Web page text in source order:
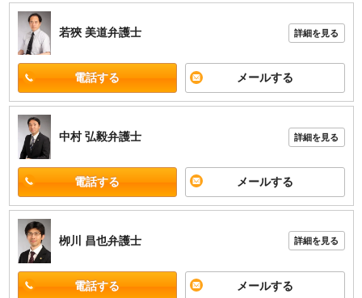
若狹 美道弁護士 詳細を見る
電話する メールする
中村 弘毅弁護士 詳細を見る
電話する メールする
栁川 昌也弁護士 詳細を見る
電話する メールする